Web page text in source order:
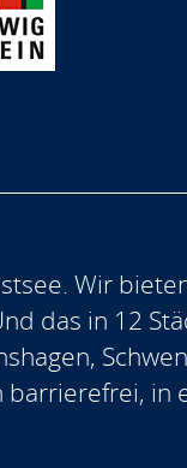
Wir
das in 12
barrierefrei,